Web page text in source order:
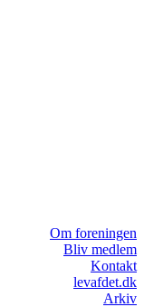
Om foreningen
Bliv medlem
Kontakt
levafdet.dk
Arkiv